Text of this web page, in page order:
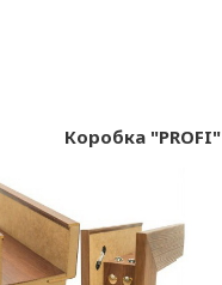
Коробка "PROFI"